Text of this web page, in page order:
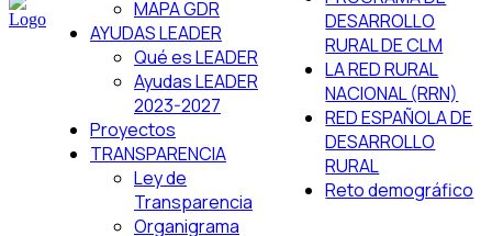
MAPA GDR
AYUDAS LEADER
Qué es LEADER
Ayudas LEADER
2023-2027
Proyectos
TRANSPARENCIA
Ley de
Transparencia
Organigrama
DESARROLLO
RURAL DE CLM
LA RED RURAL
NACIONAL (RRN)
RED ESPAÑOLA DE
DESARROLLO
RURAL
Reto demográfico